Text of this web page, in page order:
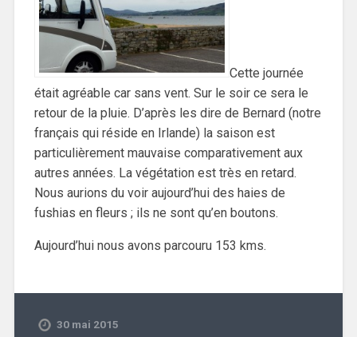
Cette journée
était agréable car sans vent. Sur le soir ce sera le
retour de la pluie. D’après les dire de Bernard (notre
français qui réside en Irlande) la saison est
particulièrement mauvaise comparativement aux
autres années. La végétation est très en retard.
Nous aurions du voir aujourd’hui des haies de
fushias en fleurs ; ils ne sont qu’en boutons.
Aujourd’hui nous avons parcouru 153 kms.
30 mai 2015